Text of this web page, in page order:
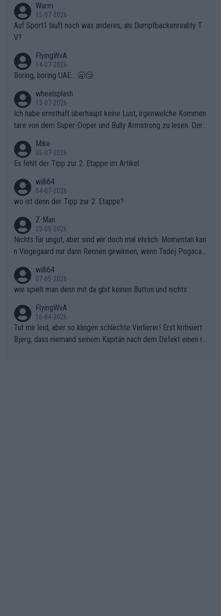
Wurm
15-07-2026
Auf Sport1 läuft noch was anderes, als Dumpfbackenreality T
V?
FlyingWvA
14-07-2026
Boring, boring UAE... 🥱😴
wheelsplash
13-07-2026
Ich habe ernsthaft überhaupt keine Lust, irgenwelche Kommen
tare von dem Super-Doper und Bully Armstrong zu lesen. Der
r die gehört nicht in dieses Medium!
Mike
05-07-2026
Es fehlt der Tipp zur 2. Etappe im Artikel
willi64
04-07-2026
wo ist denn der Tipp zur 2. Etappe?
Z-Man
23-05-2026
Nichts für ungut, aber sind wir doch mal ehrlich: Momentan kan
n Vingegaard nur dann Rennen gewinnen, wenn Tadej Pogacar
willi64
07-05-2026
wie spielt man denn mit da gbit keinen Button und nichts
FlyingWvA
16-04-2026
Tut mir leid, aber so klingen schlechte Verlierer! Erst kritisiert
Bjerg, dass niemand seinem Kapitän nach dem Defekt einen ro